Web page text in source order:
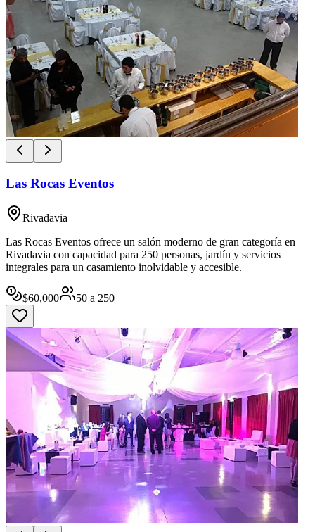
Las Rocas Eventos
Rivadavia
Las Rocas Eventos ofrece un salón moderno de gran categoría en
Rivadavia con capacidad para 250 personas, jardín y servicios
integrales para un casamiento inolvidable y accesible.
$60,000 50 a 250